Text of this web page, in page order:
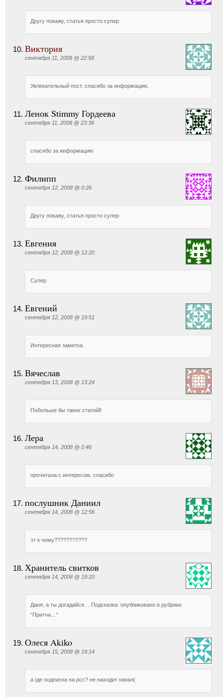
Другу покажу, статья просто супер
Виктория
сентября 11, 2008 @ 22:58
Увлекательный пост, спасибо за информацию.
Ленок Stimmy Гордеева
сентября 11, 2008 @ 23:36
спасибо за информацию
Филипп
сентября 12, 2008 @ 0:26
Другу покажу, статья просто супер
Евгения
сентября 12, 2008 @ 12:20
Супер
Евгений
сентября 12, 2008 @ 19:51
Интересная заметка.
Вячеслав
сентября 13, 2008 @ 13:24
Побольше бы таких статейl!
Лера
сентября 14, 2008 @ 0:46
прочитала с интересом, спасибо
послушник Даниил
сентября 14, 2008 @ 12:56
эт к чему???????????
Хранитель свитков
сентября 14, 2008 @ 19:20
Даня, а ты догадайся… Подсказка: опубликовано в рубрике
“Притчи…”
Олеся Akiko
сентября 15, 2008 @ 19:14
а где подписка на рсс? не находит канал(